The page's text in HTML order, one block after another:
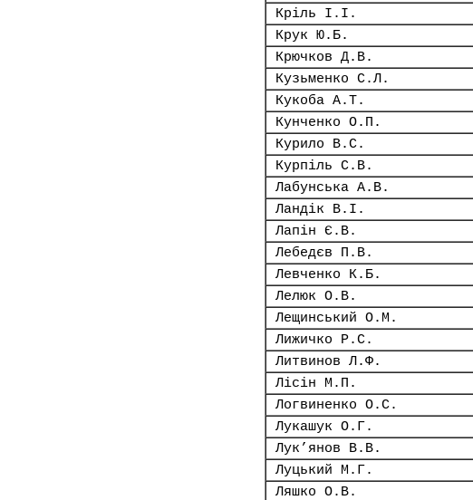
Кріль І.І.
Крук Ю.Б.
Крючков Д.В.
Кузьменко С.Л.
Кукоба А.Т.
Кунченко О.П.
Курило В.С.
Курпіль С.В.
Лабунська А.В.
Ландік В.І.
Лапін Є.В.
Лебедєв П.В.
Левченко К.Б.
Лелюк О.В.
Лещинський О.М.
Лижичко Р.С.
Литвинов Л.Ф.
Лісін М.П.
Логвиненко О.С.
Лукашук О.Г.
Лук’янов В.В.
Луцький М.Г.
Ляшко О.В.